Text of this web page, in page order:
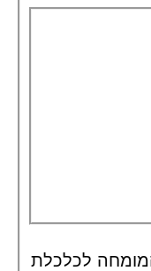
את המומחה לכלכלת